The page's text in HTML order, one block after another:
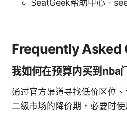
SeatGeek帮助中心 -
Frequently Asked
我如何在预算内买到nba
通过官方渠道寻找低价区位
二级市场的降价期，必要时